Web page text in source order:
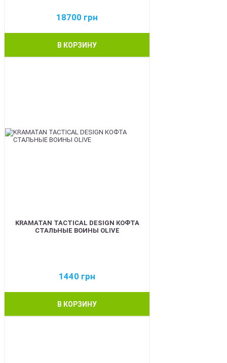
18700 грн
В КОРЗИНУ
KRAMATAN TACTICAL DESIGN КОФТА
СТАЛЬНЫЕ ВОИНЫ OLIVE
1440 грн
В КОРЗИНУ